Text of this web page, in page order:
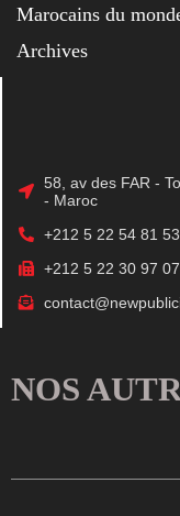
Marocains du
Archives
58, av des FAR -
- Maroc
+212 5 22 54 81
+212 5 22 30 97 07
NOS